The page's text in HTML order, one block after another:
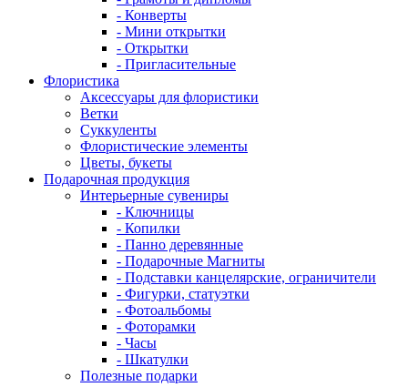
- Конверты
- Мини открытки
- Открытки
- Пригласительные
Флористика
Аксессуары для флористики
Ветки
Суккуленты
Флористические элементы
Цветы, букеты
Подарочная продукция
Интерьерные сувениры
- Ключницы
- Копилки
- Панно деревянные
- Подарочные Магниты
- Подставки канцелярские, ограничители
- Фигурки, статуэтки
- Фотоальбомы
- Фоторамки
- Часы
- Шкатулки
Полезные подарки